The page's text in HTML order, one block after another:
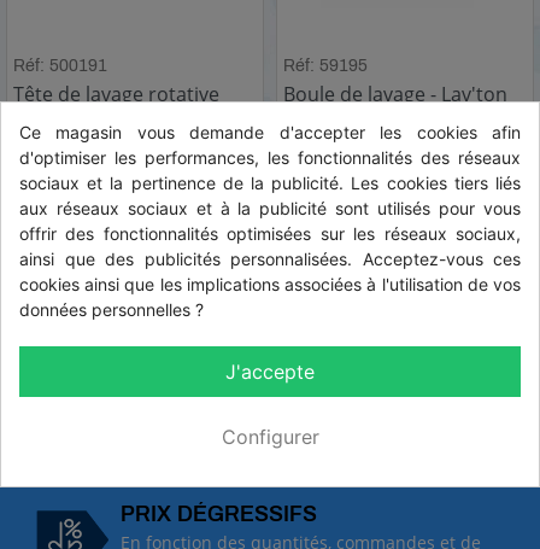
Réf: 500191
Tête de lavage rotative
HT 51,70 € HT
TTC 62,04 € TTC
Réf: 59195
Boule de lavage - Lav'ton
femelle
HT 44,00 € HT
TTC 52,80 € TTC
PRIX DÉGRESSIFS
En fonction des quantités, commandes et de
Ce magasin vous demande d'accepter les cookies afin
d'optimiser les performances, les fonctionnalités des réseaux
sociaux et la pertinence de la publicité. Les cookies tiers liés
aux réseaux sociaux et à la publicité sont utilisés pour vous
offrir des fonctionnalités optimisées sur les réseaux sociaux,
ainsi que des publicités personnalisées. Acceptez-vous ces
cookies ainsi que les implications associées à l'utilisation de vos
données personnelles ?
J'accepte
Configurer